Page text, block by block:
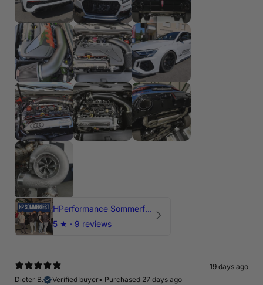
HPerformance Sommerfest 2026
5 ★ · 9 reviews
19 days ago
Dieter B.
Verified buyer• Purchased 27 days ago